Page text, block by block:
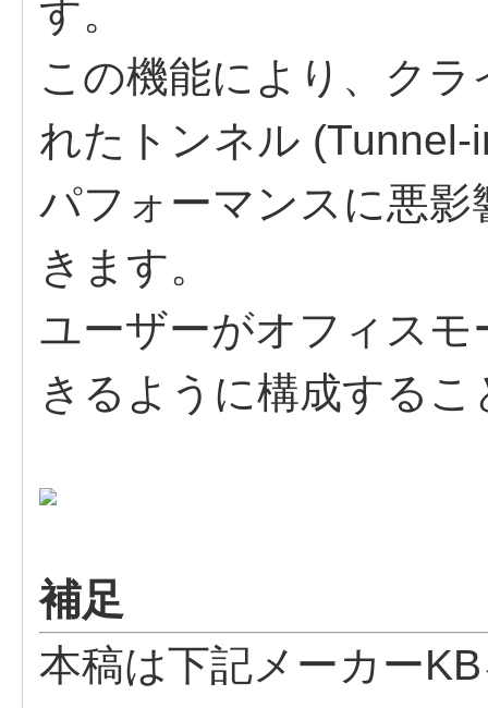
す。
この機能により、ク
れたトンネル
パフォーマンスに悪
きます。
ユーザーがオフィス
きるように構成する
補足
本稿は下記メーカー